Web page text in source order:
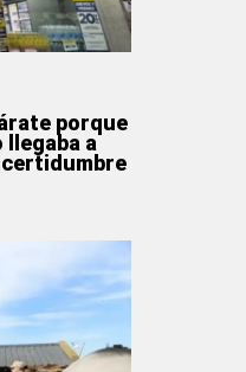
porque
llegaba a